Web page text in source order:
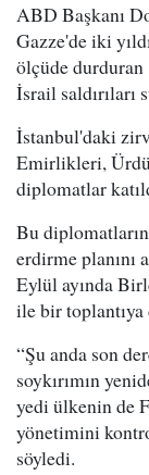
ABD Başkanı
Gazze'de iki
ölçüde
İsrail saldırıları
İstanbul'daki
Emirlikleri,
diplomatlar
Bu diplomatların
erdirme planını
Eylül ayında
ile bir toplantıya
“Şu anda son
soykırımın
yedi ülkenin de
yönetimini
söyledi.